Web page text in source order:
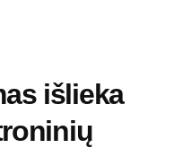
išlieka